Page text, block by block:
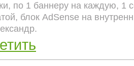
по 1 баннеру на каждую, 1
блок AdSense на